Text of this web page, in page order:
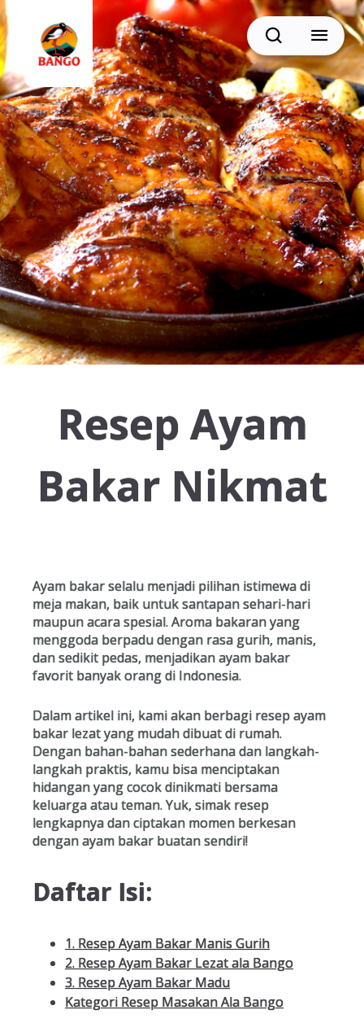
BACK
Resep Sate
Resep Semur
Resep Daging
Resep Ayam
Resep Sayuran
Cari
Resep Ayam
Bakar Nikmat
Ayam bakar selalu menjadi pilihan istimewa di
meja makan, baik untuk santapan sehari-hari
maupun acara spesial. Aroma bakaran yang
menggoda berpadu dengan rasa gurih, manis,
dan sedikit pedas, menjadikan ayam bakar
favorit banyak orang di Indonesia.
Dalam artikel ini, kami akan berbagi resep ayam
bakar lezat yang mudah dibuat di rumah.
Dengan bahan-bahan sederhana dan langkah-
langkah praktis, kamu bisa menciptakan
hidangan yang cocok dinikmati bersama
keluarga atau teman. Yuk, simak resep
lengkapnya dan ciptakan momen berkesan
dengan ayam bakar buatan sendiri!
Daftar Isi:
1. Resep Ayam Bakar Manis Gurih
2. Resep Ayam Bakar Lezat ala Bango
3. Resep Ayam Bakar Madu
Kategori Resep Masakan Ala Bango